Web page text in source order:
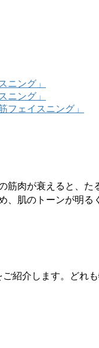
ニング」
ニング」
フェイスニング」
筋肉が衰えると、
肌のトーンが明る
紹介します。どれ